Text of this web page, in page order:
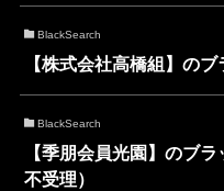
BlackSearch
【株式会社高橋組】のブ
BlackSearch
【季朋会員光園】のブ
不受理）